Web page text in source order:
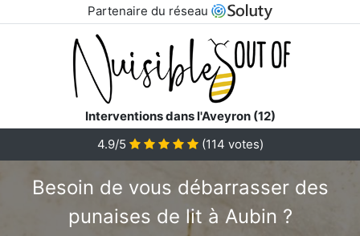
Partenaire du réseau
Interventions dans l'Aveyron (12)
4.9/5 (114 votes)
Besoin de vous débarrasser des
punaises de lit à Aubin ?